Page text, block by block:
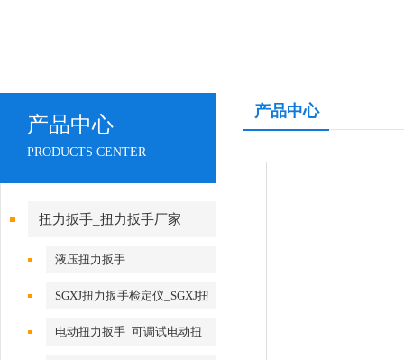
产品中心
PRODUCTS CENTER
扭力扳手_扭力扳手厂家
液压扭力扳手
SGXJ扭力扳手检定仪_SGXJ扭
矩扳手检定仪
电动扭力扳手_可调试电动扭
产品中心